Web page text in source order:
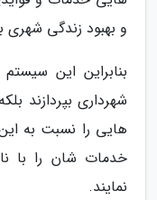
و بهبود زندگی شهری
بنابراین این
شهرداری بپردازند
هایی را نسبت به این
خدمات شان را با
نمایند.